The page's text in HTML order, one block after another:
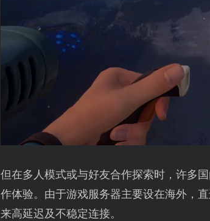
但在多人模式或与好友合作探索时，许多
作体验。由于游戏服务器主要设在海外，
来高延迟及不稳定连接。